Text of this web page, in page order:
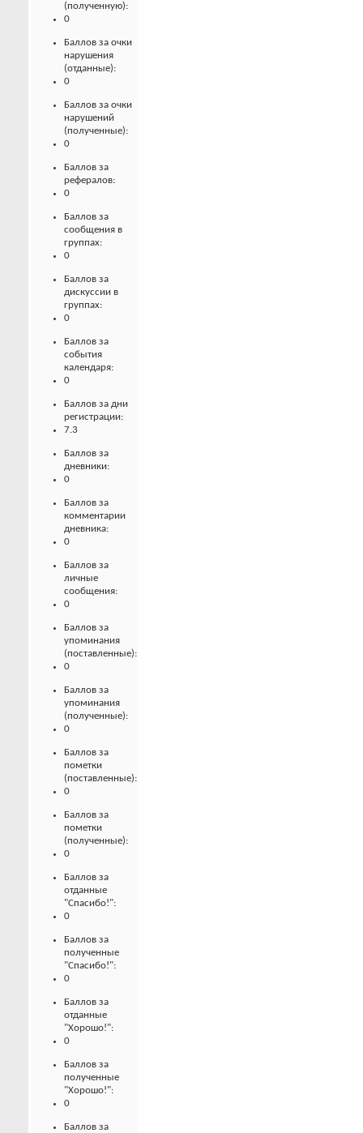
(полученную):
0
Баллов за очки
нарушения
(отданные):
0
Баллов за очки
нарушений
(полученные):
0
Баллов за
рефералов:
0
Баллов за
сообщения в
группах:
0
Баллов за
дискуссии в
группах:
0
Баллов за
события
календаря:
0
Баллов за дни
регистрации:
7.3
Баллов за
дневники:
0
Баллов за
комментарии
дневника:
0
Баллов за
личные
сообщения:
0
Баллов за
упоминания
(поставленные):
0
Баллов за
упоминания
(полученные):
0
Баллов за
пометки
(поставленные):
0
Баллов за
пометки
(полученные):
0
Баллов за
отданные
"Спасибо!":
0
Баллов за
полученные
"Спасибо!":
0
Баллов за
отданные
"Хорошо!":
0
Баллов за
полученные
"Хорошо!":
0
Баллов за